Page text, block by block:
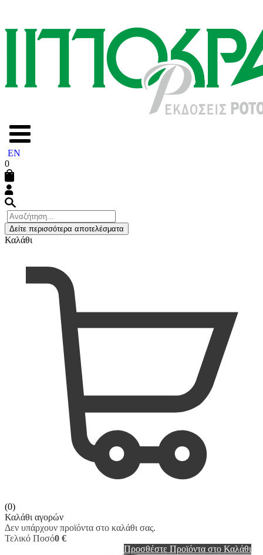
EN
0
Δείτε περισσότερα αποτελέσματα
Καλάθι
(0)
Καλάθι αγορών
Δεν υπάρχουν προϊόντα στο καλάθι σας.
Τελικό Ποσό0 €
Προσθέστε Προϊόντα στο Καλάθι